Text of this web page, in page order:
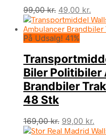
99,00kr. Den
oprindelige
pris
var:
49,00 kr.
pris
På Udsalg! 41%
Biler Politibiler
Brandbiler
48 Stk
169,00kr. Den
oprindelige
99,00 kr.